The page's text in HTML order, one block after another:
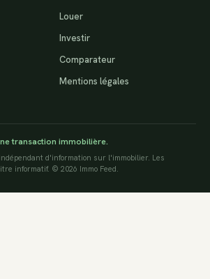
Louer
Investir
Comparateur
Mentions légales
transaction immobilière.
d'information sur l'immobilier. Les
informatif. © 2026 Immo Feed.